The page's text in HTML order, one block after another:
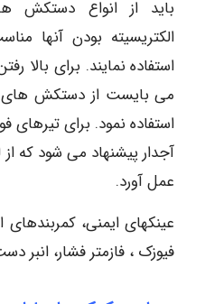
باید از انواع دستکش
الکتریسیته بودن آنها
استفاده نمایند. برای بالا
می بایست از دستکش
استفاده نمود. برای تیرهای
آجدار پیشنهاد می شود که
عمل آورد.
عینکهای ایمنی،
فیوزک ، فازمتر فشار، انبر